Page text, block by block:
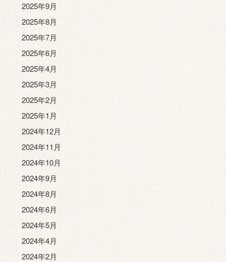
2025年9月
2025年8月
2025年7月
2025年6月
2025年4月
2025年3月
2025年2月
2025年1月
2024年12月
2024年11月
2024年10月
2024年9月
2024年8月
2024年6月
2024年5月
2024年4月
2024年2月